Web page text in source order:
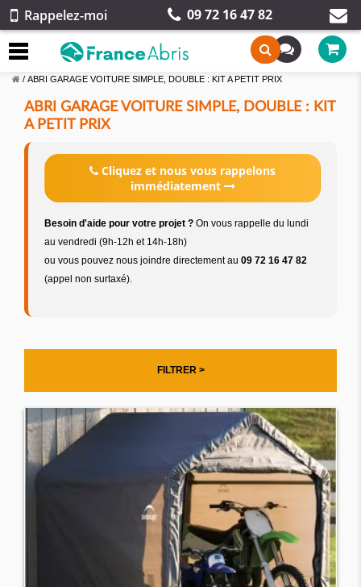
Rappelez-moi 09 72 16 47 82
/ ABRI GARAGE VOITURE SIMPLE, DOUBLE : KIT A PETIT PRIX
ABRI GARAGE VOITURE SIMPLE, DOUBLE : KIT
A PETIT PRIX
Cliquez et nous vous rappelons
immédiatement
Besoin d'aide pour votre projet ? On vous rappelle du lundi
au vendredi (9h-12h et 14h-18h)
ou vous pouvez nous joindre directement au 09 72 16 47 82
(appel non surtaxé).
FILTRER >